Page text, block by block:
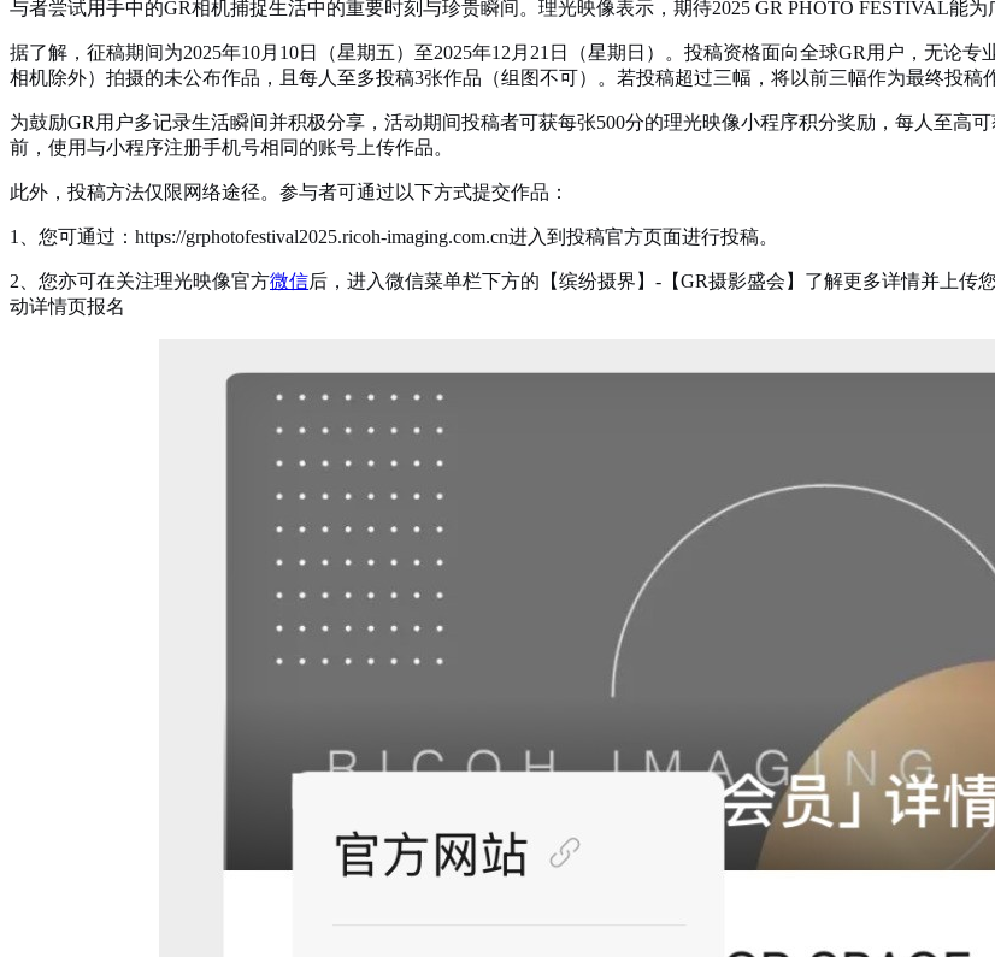
与者尝试用手中的GR相机捕捉生活中的重要时刻与珍贵瞬间。理光映像表示，期待2025 GR PHOTO FESTIVAL能
据了解，征稿期间为2025年10月10日（星期五）至2025年12月21日（星期日）。投稿资格面向全球GR用户，无论
相机除外）拍摄的未公布作品，且每人至多投稿3张作品（组图不可）。若投稿超过三幅，将以前三幅作为最终投稿
为鼓励GR用户多记录生活瞬间并积极分享，活动期间投稿者可获每张500分的理光映像小程序积分奖励，每人至高
前，使用与小程序注册手机号相同的账号上传作品。
此外，投稿方法仅限网络途径。参与者可通过以下方式提交作品：
1、您可通过：https://grphotofestival2025.ricoh-imaging.com.cn进入到投稿官方页面进行投稿。
2、您亦可在关注理光映像官方微信后，进入微信菜单栏下方的【缤纷摄界】-【GR摄影盛会】了解更多详情并上
动详情页报名